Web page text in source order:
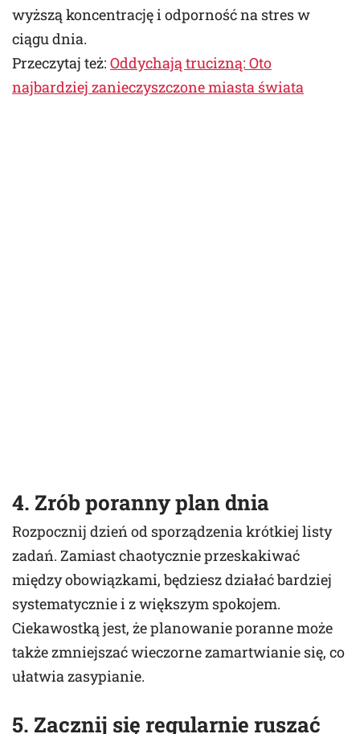
wyższą koncentrację i odporność na stres w
ciągu dnia.
Przeczytaj też: Oddychają trucizną: Oto
najbardziej zanieczyszczone miasta świata
4. Zrób poranny plan dnia
Rozpocznij dzień od sporządzenia krótkiej listy
zadań. Zamiast chaotycznie przeskakiwać
między obowiązkami, będziesz działać bardziej
systematycznie i z większym spokojem.
Ciekawostką jest, że planowanie poranne może
także zmniejszać wieczorne zamartwianie się, co
ułatwia zasypianie.
5. Zacznij się regularnie ruszać